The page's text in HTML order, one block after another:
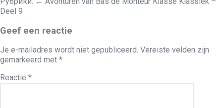
Deel 9
Geef een reactie
Je e-mailadres wordt niet gepubliceerd. Vereiste velden zijn
gemarkeerd met *
Reactie *